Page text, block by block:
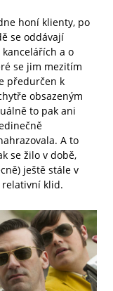
honí klienty, po
se oddávají
a o
se jim mezitím
předurčen k
obsazeným
to pak ani
A to
se žilo v době,
ještě stále v
relativní klid.